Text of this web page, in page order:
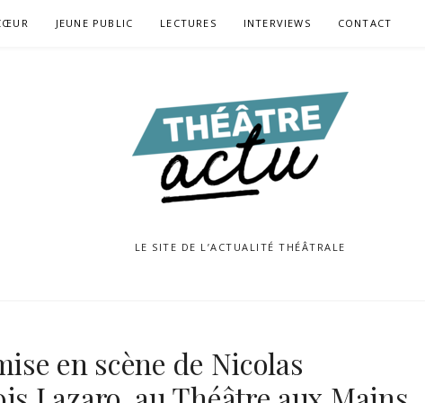
JEUNE PUBLIC LECTURES INTERVIEWS CONTACT
LE SITE DE L’ACTUALITÉ THÉÂTRALE
en scène de Nicolas